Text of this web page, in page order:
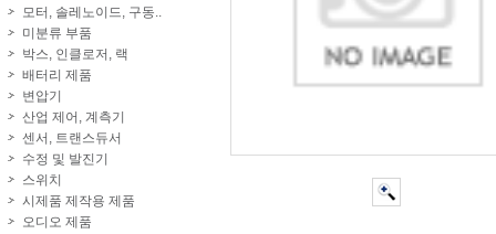
모터, 솔레노이드, 구동..
미분류 부품
박스, 인클로저, 랙
배터리 제품
변압기
산업 제어, 계측기
센서, 트랜스듀서
수정 및 발진기
스위치
시제품 제작용 제품
오디오 제품